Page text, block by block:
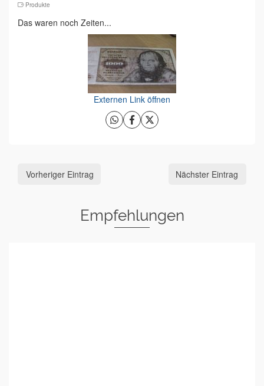
Produkte
Das waren noch Zeiten...
Externen Link öffnen
Vorheriger Eintrag Nächster Eintrag
Empfehlungen